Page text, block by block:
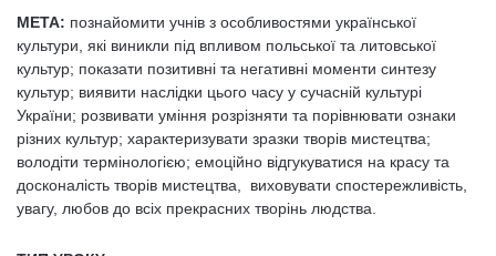
МЕТА: познайомити учнів з особливостями української
культури, які ви­никли під впливом польської та литовської
культур; показати по­зитивні та негативні моменти синтезу
культур; виявити наслідки цього часу у сучасній культурі
України; розвивати уміння розрізняти та порівнювати ознаки
різних культур; ха­рактеризувати зразки творів мистецтва;
володіти термінологією; емоційно відгукуватися на красу та
досконалість творів мистец­тва, виховувати спостереж­ливість,
увагу, любов до всіх прекрасних творінь людства.